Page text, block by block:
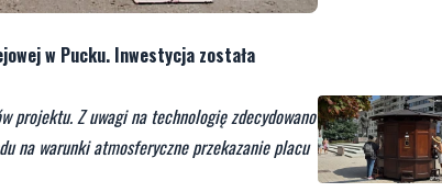
w Pucku. Inwestycja została
projektu. Z uwagi na technologię zdecydowano
na warunki atmosferyczne przekazanie placu